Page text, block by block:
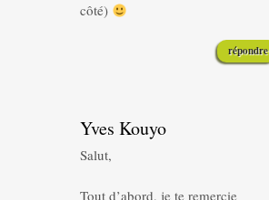
côté)
répondre
Yves Kouyo
Salut,
Tout d’abord, je te remercie